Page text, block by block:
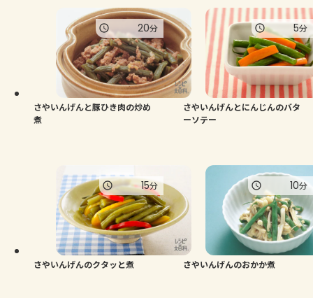
さやいんげんと豚ひき肉の炒め
煮
20分
さやいんげんとにんじんのバタ
ーソテー
5分
さやいんげんのクタッと煮
15分
さやいんげんのおかか煮
10分